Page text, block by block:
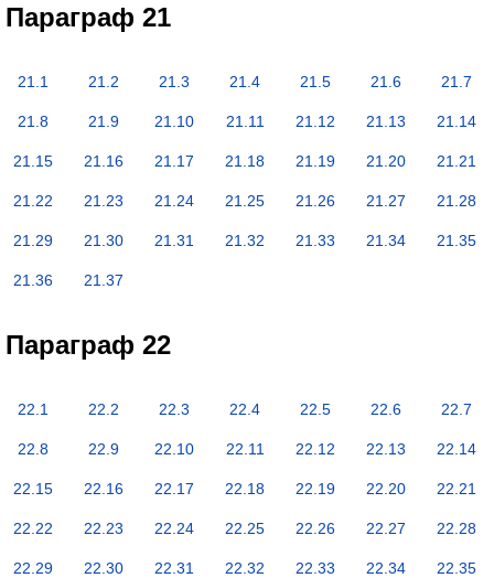
Параграф 21
21.1 21.2 21.3 21.4 21.5 21.6 21.7
21.8 21.9 21.10 21.11 21.12 21.13 21.14
21.15 21.16 21.17 21.18 21.19 21.20 21.21
21.22 21.23 21.24 21.25 21.26 21.27 21.28
21.29 21.30 21.31 21.32 21.33 21.34 21.35
21.36 21.37
Параграф 22
22.1 22.2 22.3 22.4 22.5 22.6 22.7
22.8 22.9 22.10 22.11 22.12 22.13 22.14
22.15 22.16 22.17 22.18 22.19 22.20 22.21
22.22 22.23 22.24 22.25 22.26 22.27 22.28
22.29 22.30 22.31 22.32 22.33 22.34 22.35